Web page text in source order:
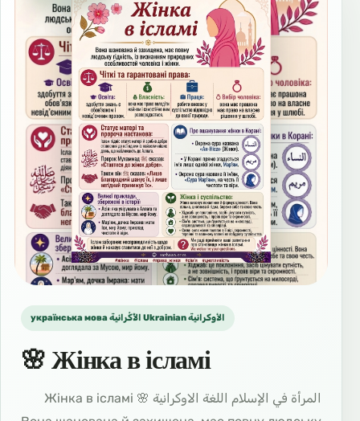
українська мова الأُكْرانية Ukrainian الأوكرانية
🌸 Жінка в ісламі
المرأة في الإسلام اللغة الاوكرانية 🌸 Жінка в ісламі